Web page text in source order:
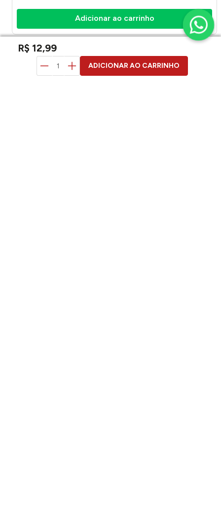
R$ 12,99
ADICIONAR AO CARRINHO
Adicionar ao carrinho
duvidas? pergunte aqui